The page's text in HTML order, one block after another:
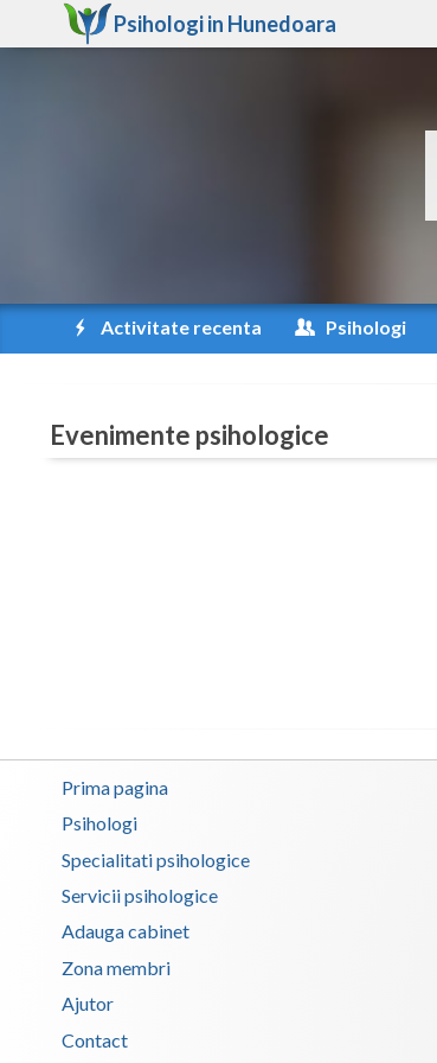
Psihologi in Hunedoara
Activitate recenta Psihologi
Evenimente psihologice
Prima pagina
Psihologi
Specialitati psihologice
Servicii psihologice
Adauga cabinet
Zona membri
Ajutor
Contact